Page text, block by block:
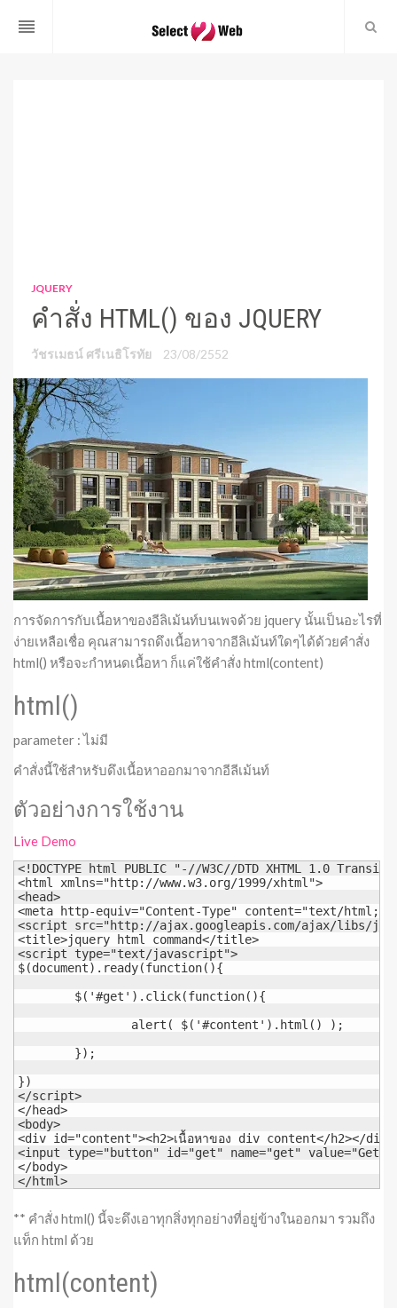
reorder
JQUERY
คำสั่ง HTML() ของ JQUERY
วัชรเมธน์ ศรีเนธิโรทัย 23/08/2552
การจัดการกับเนื้อหาของอีลิเม้นท์บนเพจด้วย jquery นั้นเป็นอะไรที่
ง่ายเหลือเชื่อ คุณสามารถดึงเนื้อหาจากอีลิเม้นท์ใดๆได้ด้วยคำสั่ง
html() หรือจะกำหนดเนื้อหา ก็แค่ใช้คำสั่ง html(content)
html()
parameter : ไม่มี
คำสั่งนี้ใช้สำหรับดึงเนื้อหาออกมาจากอีลีเม้นท์
ตัวอย่างการใช้งาน
Live Demo
<!DOCTYPE html PUBLIC "-//W3C//DTD XHTML 1.0
<html xmlns="http://www.w3.org/1999/xhtml">
<head>
<meta http-equiv="Content-Type" content="text/html;
<script src="http://ajax.googleapis.com/ajax/libs/
<title>jquery html command</title>
<script type="text/javascript">
$(document).ready(function(){
})
</script>
</head>
<body>
<div id="content"><h2>เนื้อหาของ div content</h2></div>
<input type="button" id="get" name="get" value="Get
</body>
</html>
** คำสั่ง html() นี้จะดึงเอาทุกสิ่งทุกอย่างที่อยู่ข้างในออกมา รวมถึง
แท็ก html ด้วย
html(content)